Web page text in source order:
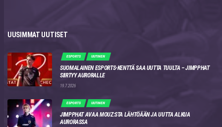
UUSIMMAT UUTISET
ESPORTS UUTINEN
SUOMALAINEN ESPORTS-KENTTÄ SAA UUTTA TUULTA – JIMPPHAT
SIIRTYY AURORALLE
19.7.2026
ESPORTS UUTINEN
JIMPPHAT AVAA MOUZ:STA LÄHTÖÄÄN JA UUTTA ALKUA
AURORASSA